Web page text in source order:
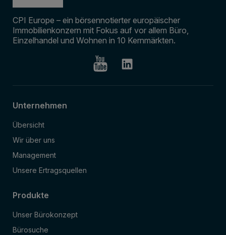
CPI Europe – ein börsennotierter europäischer
Immobilienkonzern mit Fokus auf vor allem Büro,
Einzelhandel und Wohnen in 10 Kernmärkten.
Unternehmen
Übersicht
Wir über uns
Management
Unsere Ertragsquellen
Produkte
Unser Bürokonzept
Bürosuche